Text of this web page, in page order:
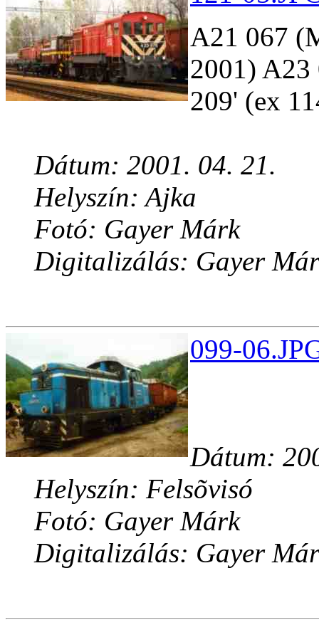
A21 067
2001)
209' (ex
Dátum: 2001. 04. 21.
Helyszín: Ajka
Fotó: Gayer Márk
Digitalizálás: Gayer
099-
Dátum:
Helyszín: Felsõvisó
Fotó: Gayer Márk
Digitalizálás: Gayer